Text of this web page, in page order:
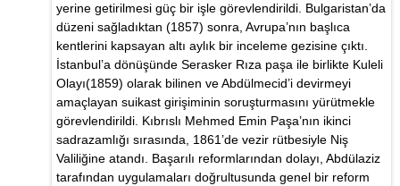
yerine getirilmesi güç bir işle görevlendirildi. Bulgaristan’da
düzeni sağladıktan (1857) sonra, Avrupa’nın başlıca
kentlerini kapsayan altı aylık bir inceleme gezisine çıktı.
İstanbul’a dönüşünde Serasker Rıza paşa ile birlikte Kuleli
Olayı(1859) olarak bilinen ve Abdülmecid’i devirmeyi
amaçlayan suikast girişiminin soruşturmasını yürütmekle
görevlendirildi. Kıbrıslı Mehmed Emin Paşa’nın ikinci
sadrazamlığı sırasında, 1861’de vezir rütbesiyle Niş
Valiliğine atandı. Başarılı reformlarından dolayı, Abdülaziz
tarafından uygulamaları doğrultusunda genel bir reform